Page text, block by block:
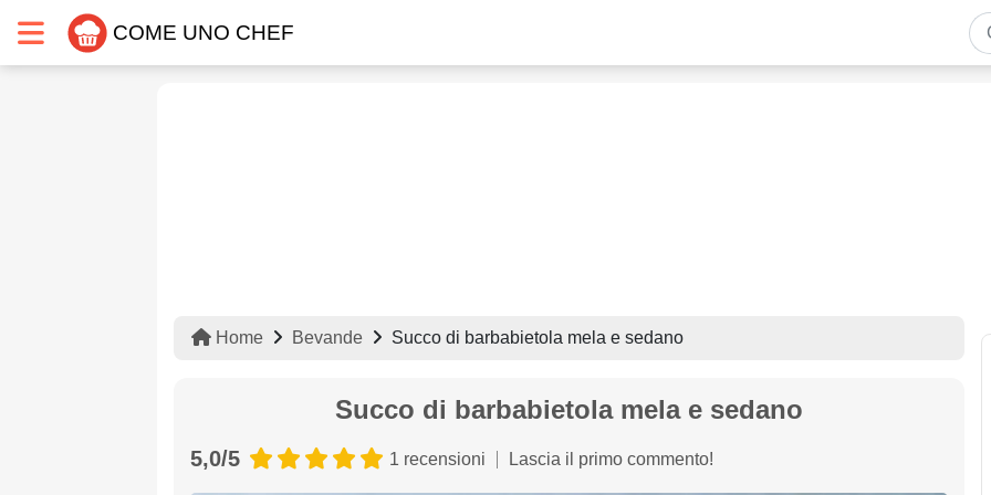
COME UNO CHEF
Home Bevande Succo di barbabietola mela e sedano
Succo di barbabietola mela e sedano
5,0/5 1 recensioni Lascia il primo commento!